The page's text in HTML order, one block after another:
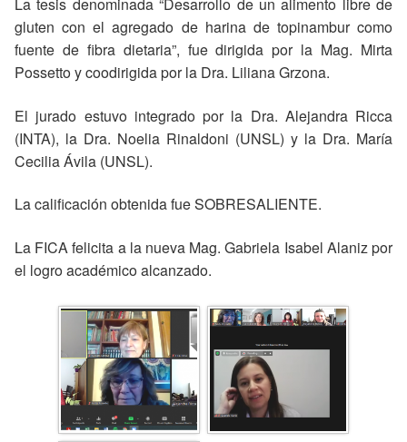
La tesis denominada “Desarrollo de un alimento libre de
gluten con el agregado de harina de topinambur como
fuente de fibra dietaria”, fue dirigida por la Mag. Mirta
Possetto y coodirigida por la Dra. Liliana Grzona.
El jurado estuvo integrado por la Dra. Alejandra Ricca
(INTA), la Dra. Noelia Rinaldoni (UNSL) y la Dra. María
Cecilia Ávila (UNSL).
La calificación obtenida fue SOBRESALIENTE.
La FICA felicita a la nueva Mag. Gabriela Isabel Alaniz por
el logro académico alcanzado.